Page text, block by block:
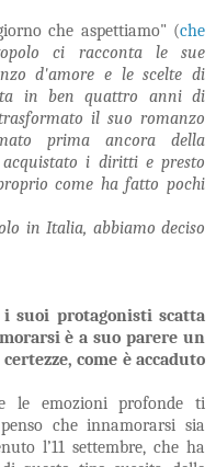
che aspettiamo" (che
ci racconta le sue
d'amore e le scelte di
in ben quattro anni di
il suo romanzo
prima ancora della
acquistato i diritti e presto
come ha fatto pochi
in Italia, abbiamo deciso
suoi protagonisti scatta
è a suo parere un
come è accaduto
le emozioni profonde ti
che innamorarsi sia
l’11 settembre, che ha